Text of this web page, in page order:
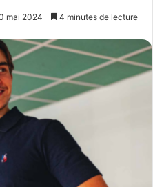
mai 2024 4 minutes de lecture